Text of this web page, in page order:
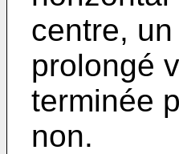
centre,
prolongé
terminée
non.